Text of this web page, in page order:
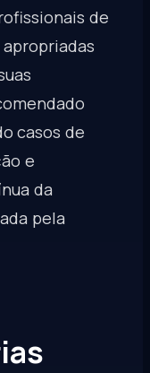
de
casos de
e
da
pela